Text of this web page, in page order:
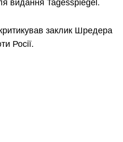
видання Tagesspiegel.
заклик Шредера
Росії.